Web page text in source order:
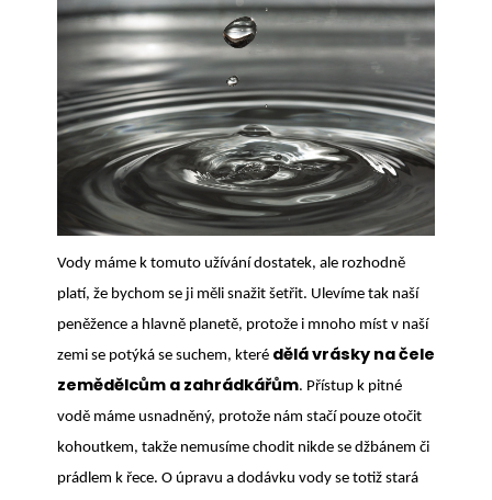
Vody máme k tomuto užívání dostatek, ale rozhodně
platí, že bychom se ji měli snažit šetřit. Ulevíme tak naší
peněžence a hlavně planetě, protože i mnoho míst v naší
zemi se potýká se suchem, které dělá vrásky na čele
zemědělcům a zahrádkářům. Přístup k pitné
vodě máme usnadněný, protože nám stačí pouze otočit
kohoutkem, takže nemusíme chodit nikde se džbánem či
prádlem k řece. O úpravu a dodávku vody se totiž stará